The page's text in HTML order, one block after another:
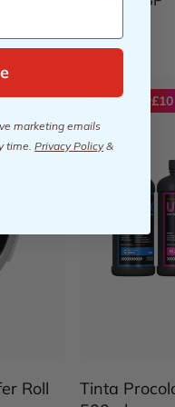
Roll
guardar£10
Tinta
marketing emails
time.Privacy Policy&